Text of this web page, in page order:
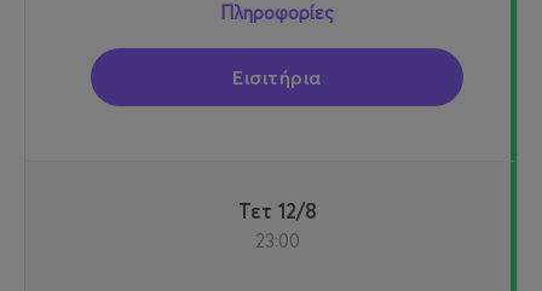
Πληροφορίες
Εισιτήρια
Τετ 12/8
23:00